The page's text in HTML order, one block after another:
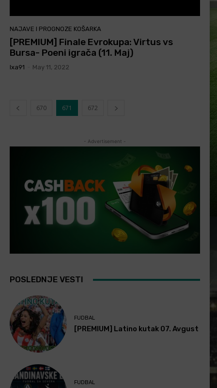
NAJAVE I PROGNOZE KOŠARKA
[PREMIUM] Finale Evrokupa: Virtus vs
Bursa- Poeni igrača (11. Maj)
Ixa91 May 11, 2022
670 671 672
- Advertisement -
POSLEDNJE VESTI
FUDBAL
[PREMIUM] Latino kutak 07. Avgust
FUDBAL